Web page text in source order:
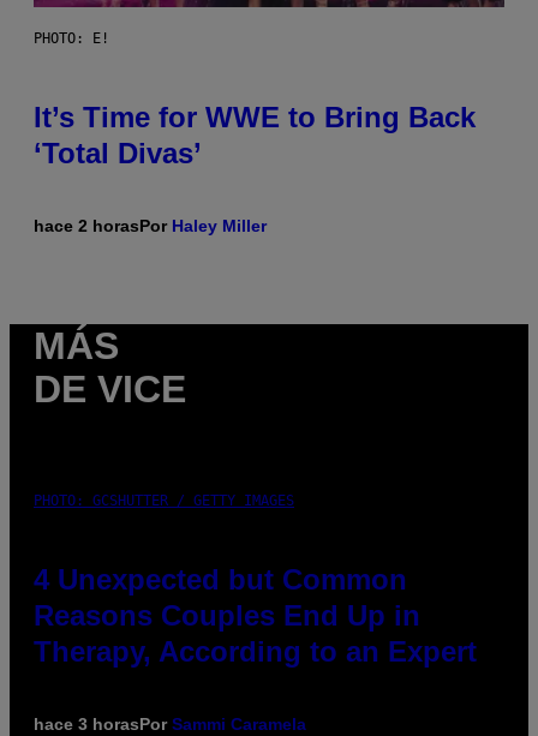
PHOTO: E!
It’s Time for WWE to Bring Back
‘Total Divas’
hace 2 horasPor Haley Miller
MÁS
DE VICE
PHOTO: GCSHUTTER / GETTY IMAGES
4 Unexpected but Common
Reasons Couples End Up in
Therapy, According to an Expert
hace 3 horasPorSammi Caramela